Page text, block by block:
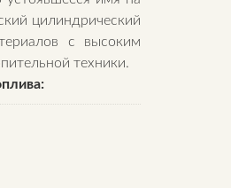
цилиндрический
с высоким
техники.